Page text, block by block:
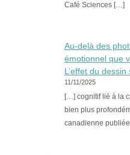
Café Sciences […]
Au-delà des
émotionnel que
L’effet du
11/11/2025
[…] cognitif lié à la
bien plus
canadienne